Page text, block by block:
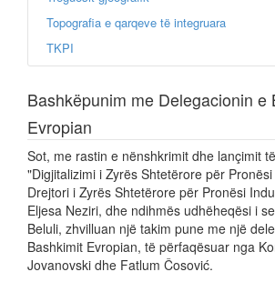
Topografia e qarqeve të integruara
TKPI
Bashkëpunim me Delegacionin e
Evropian
Sot, me rastin e nënshkrimit dhe lançimit
"Digjitalizimi i Zyrës Shtetërore për
Drejtori i Zyrës Shtetërore për Pronësi
Eljesa Neziri, dhe ndihmës udhëheqësi i
Beluli, zhvilluan një takim pune me një
Bashkimit Evropian, të përfaqësuar nga
Jovanovski dhe Fatlum Čosović.